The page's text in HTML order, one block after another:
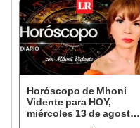
Horóscopo de Mhoni
Vidente para HOY,
miércoles 13 de agosto: